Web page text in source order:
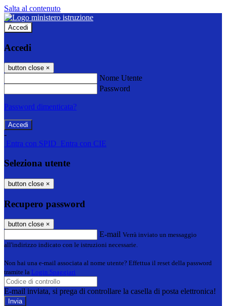
Salta al contenuto
Accedi
Accedi
button close ×
Nome Utente
Password
Password dimenticata?
-
Entra con SPID Entra con CIE
Seleziona utente
button close ×
Recupero password
button close ×
E-mail Verrà inviato un messaggio
all'indirizzo indicato con le istruzioni necessarie.
Non hai una e-mail associata al nome utente? Effettua il reset della password
tramite la Login Spaggiari
E-mail inviata, si prega di controllare la casella di posta elettronica!